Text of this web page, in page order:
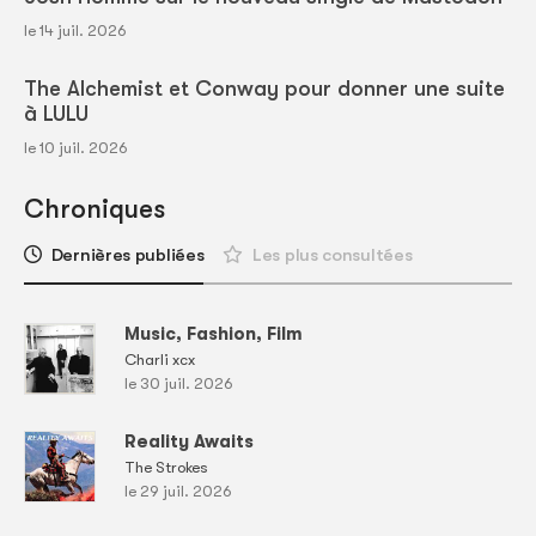
le 14 juil. 2026
The Alchemist et Conway pour donner une suite
à LULU
le 10 juil. 2026
Chroniques
Dernières publiées Les plus consultées
Music, Fashion, Film
Charli xcx
le 30 juil. 2026
Reality Awaits
The Strokes
le 29 juil. 2026